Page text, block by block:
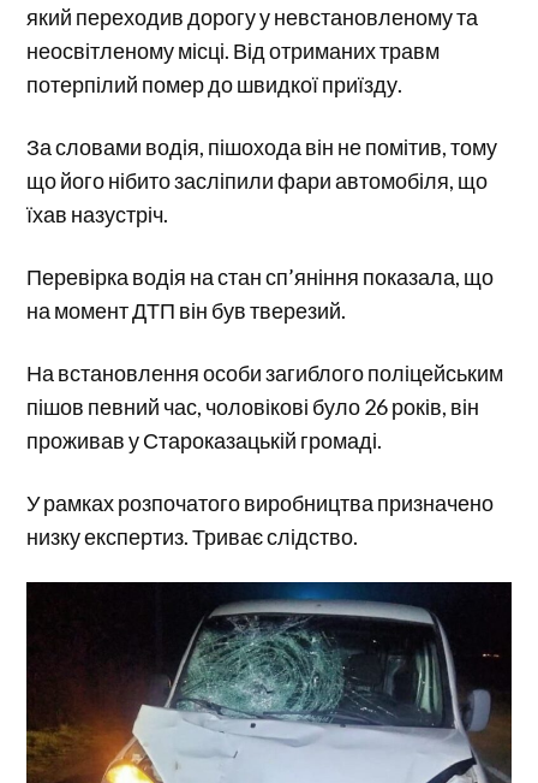
який переходив дорогу у невстановленому та
неосвітленому місці. Від отриманих травм
потерпілий помер до швидкої приїзду.
За словами водія, пішохода він не помітив, тому
що його нібито засліпили фари автомобіля, що
їхав назустріч.
Перевірка водія на стан сп’яніння показала, що
на момент ДТП він був тверезий.
На встановлення особи загиблого поліцейським
пішов певний час, чоловікові було 26 років, він
проживав у Староказацькій громаді.
У рамках розпочатого виробництва призначено
низку експертиз. Триває слідство.